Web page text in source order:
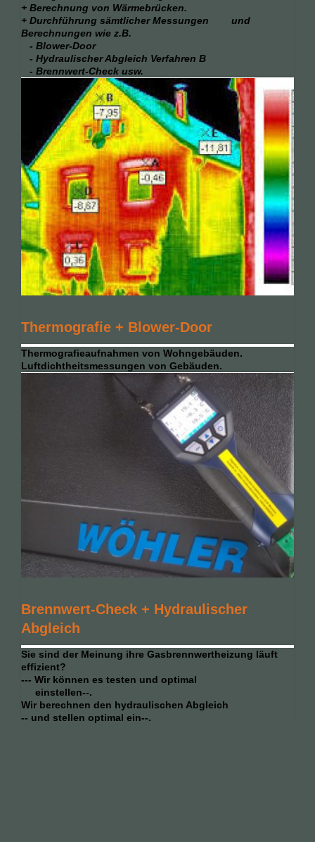
+ Berechnung von Wärmebrücken.
+ Durchführung sämtlicher Messungen und
Berechnungen wie z.B.
- Blower-Door
- Hydraulischer Abgleich Verfahren B
- Brennwert-Check usw.
Thermografie + Blower-Door
Thermografieaufnahmen von Wohngebäuden.
Luftdichtheitsmessungen von Gebäuden.
Brennwert-Check + Hydraulischer
Abgleich
Sie sind der Meinung ihre Gasbrennwertheizung läuft
effizient?
--- Wir können es testen und optimal
einstellen--.
Wir berechnen den hydraulischen Abgleich
-- und stellen optimal ein--.